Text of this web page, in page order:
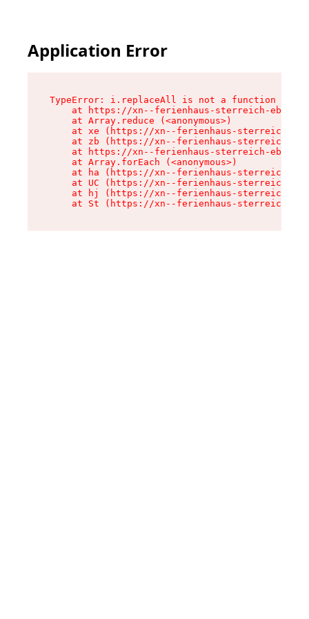
Application Error
TypeError: i.replaceAll is not a function
at https://xn--ferienhaus-sterreich-
    at Array.reduce (<anonymous>)
at xe (https://xn--ferienhaus-sterreich-
at zb (https://xn--ferienhaus-sterreich-
at https://xn--ferienhaus-sterreich-
    at Array.forEach (<anonymous>)
at ha (https://xn--ferienhaus-sterreich-
at UC (https://xn--ferienhaus-sterreich-
at hj (https://xn--ferienhaus-sterreich-
at St (https://xn--ferienhaus-sterreich-